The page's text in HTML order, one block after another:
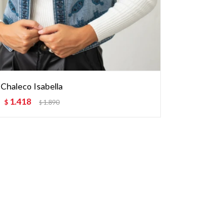
Chaleco Isabella
$ 1.418 $1.890